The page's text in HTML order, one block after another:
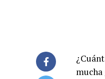
mucha